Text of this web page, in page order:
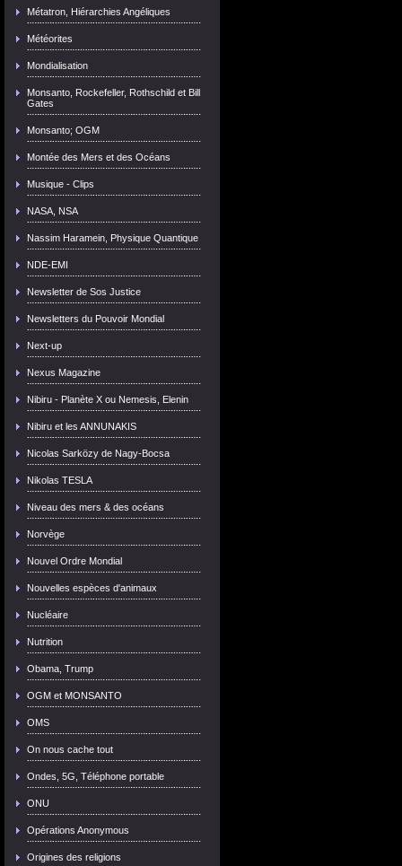
Métatron, Hiérarchies Angéliques
Météorites
Mondialisation
Monsanto, Rockefeller, Rothschild et Bill
Gates
Monsanto; OGM
Montée des Mers et des Océans
Musique - Clips
NASA, NSA
Nassim Haramein, Physique Quantique
NDE-EMI
Newsletter de Sos Justice
Newsletters du Pouvoir Mondial
Next-up
Nexus Magazine
Nibiru - Planète X ou Nemesis, Elenin
Nibiru et les ANNUNAKIS
Nicolas Sarközy de Nagy-Bocsa
Nikolas TESLA
Niveau des mers & des océans
Norvège
Nouvel Ordre Mondial
Nouvelles espèces d'animaux
Nucléaire
Nutrition
Obama, Trump
OGM et MONSANTO
OMS
On nous cache tout
Ondes, 5G, Téléphone portable
ONU
Opérations Anonymous
Origines des religions